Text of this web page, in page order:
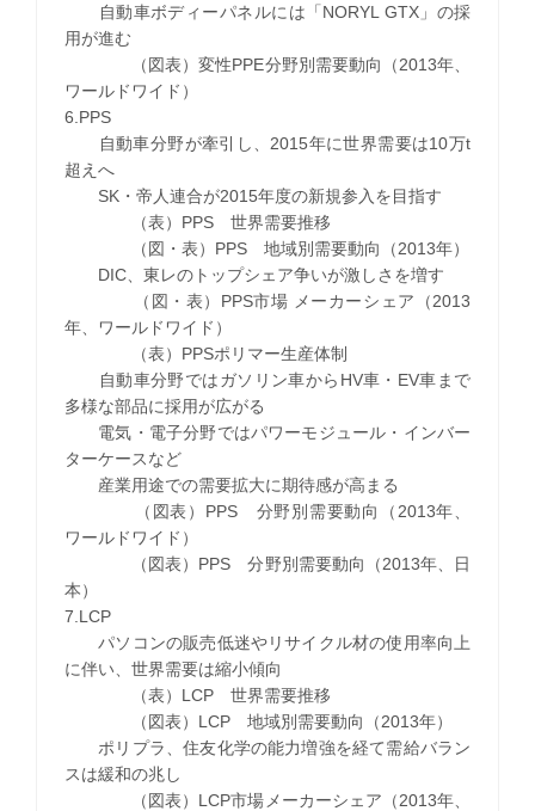
自動車ボディーパネルには「NORYL GTX」の採
用が進む
（図表）変性PPE分野別需要動向（2013年、
ワールドワイド）
6.PPS
自動車分野が牽引し、2015年に世界需要は10万t
超えへ
SK・帝人連合が2015年度の新規参入を目指す
（表）PPS 世界需要推移
（図・表）PPS 地域別需要動向（2013年）
DIC、東レのトップシェア争いが激しさを増す
（図・表）PPS市場 メーカーシェア（2013
年、ワールドワイド）
（表）PPSポリマー生産体制
自動車分野ではガソリン車からHV車・EV車まで
多様な部品に採用が広がる
電気・電子分野ではパワーモジュール・インバー
ターケースなど
産業用途での需要拡大に期待感が高まる
（図表）PPS 分野別需要動向（2013年、
ワールドワイド）
（図表）PPS 分野別需要動向（2013年、日
本）
7.LCP
パソコンの販売低迷やリサイクル材の使用率向上
に伴い、世界需要は縮小傾向
（表）LCP 世界需要推移
（図表）LCP 地域別需要動向（2013年）
ポリプラ、住友化学の能力増強を経て需給バラン
スは緩和の兆し
（図表）LCP市場メーカーシェア（2013年、